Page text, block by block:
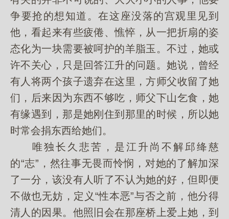
争要抢的想知道。在这座没落的宫观里见到
他，看起来有些疲倦、憔悴，从一把折扇的姿
态化为一块需要被呵护的羊脂玉。不过，她或
许不关心，只是回答江升的问题。她说，曾经
有人将两个孩子遗弃在这里，方师父收留了她
们，后来因为东西不够吃，师父下山乞食，她
有缘遇到，那是她刚住到那里的时候，所以她
时常会捐东西给她们。
唯独长久悲苦，是江升尚不解邱绛慈
的“志”，然往事无畏而怜悯，对她的了解加深
了一分，该没有人听了不认为她的好，但即便
不做也无妨，定义“性本恶”与否之前，他分得
清人的因果。他照旧会在那座桥上爱上她，到